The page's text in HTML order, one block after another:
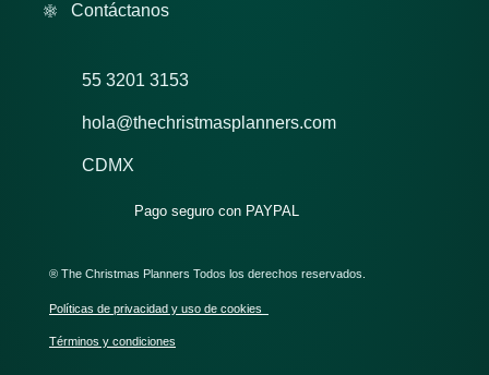
Contáctanos
55 3201 3153
hola@thechristmasplanners.com
CDMX
Pago seguro con PAYPAL
® The Christmas Planners Todos los derechos reservados.
Políticas de privacidad y uso de cookies
Términos y condiciones